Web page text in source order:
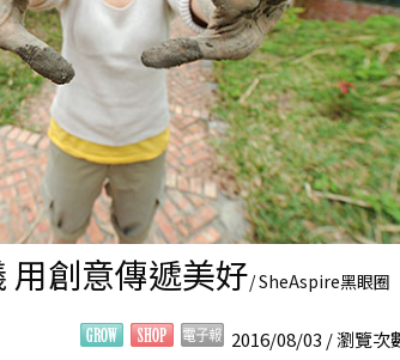
用創意傳遞美好/ SheAspire黑眼圈
2016/08/03 / 瀏覽次